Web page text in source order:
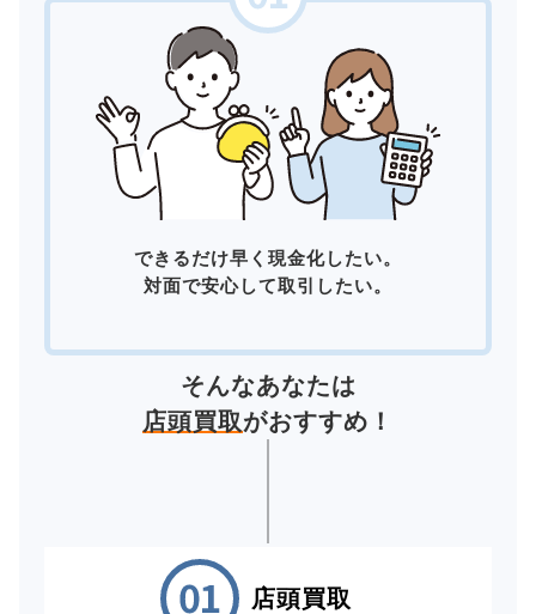
できるだけ早く現金化したい。
対面で安心して取引したい。
そんなあなたは
店頭買取がおすすめ！
店頭買取